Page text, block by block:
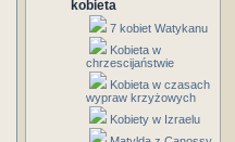
kobieta
7 kobiet Watykanu
Kobieta w
chrzescijaństwie
Kobieta w czasach
wypraw krzyżowych
Kobiety w Izraelu